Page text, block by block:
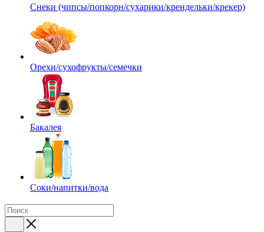
Снеки (чипсы/попкорн/сухарики/крендельки/крекер)
Орехи/сухофрукты/семечки
Бакалея
Соки/напитки/вода